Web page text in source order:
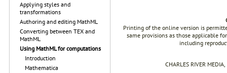
Applying styles and
transformations
Authoring and editing MathML
Converting between TEX and
MathML
Using MathML for computations
Introduction
Mathematica
Printing of the online version is
same provisions as those applicable
including
CHARLES RIVER